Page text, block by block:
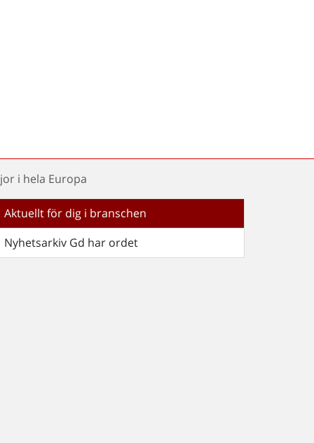
i hela Europa
Aktuellt för dig i branschen
Nyhetsarkiv Gd har ordet